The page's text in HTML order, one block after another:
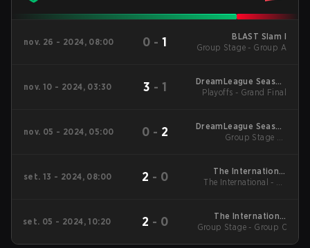
nov. 26 - 2024, 08:00 0 -1
BLAST Slam I
Group Stage - Group A
nov. 10 - 2024, 03:30 3 - 1
DreamLeague Season
24
Playoffs - Grand Final
nov. 05 - 2024, 05:00 0 - 2
DreamLeague Season
24
Group Stage 2 -
set. 13 - 2024, 08:00 2 - 0
The International
2024 Main Event
The International - LB
set. 05 - 2024, 10:20 2 - 0
The International
2024 Main Event
Group Stage - Group C